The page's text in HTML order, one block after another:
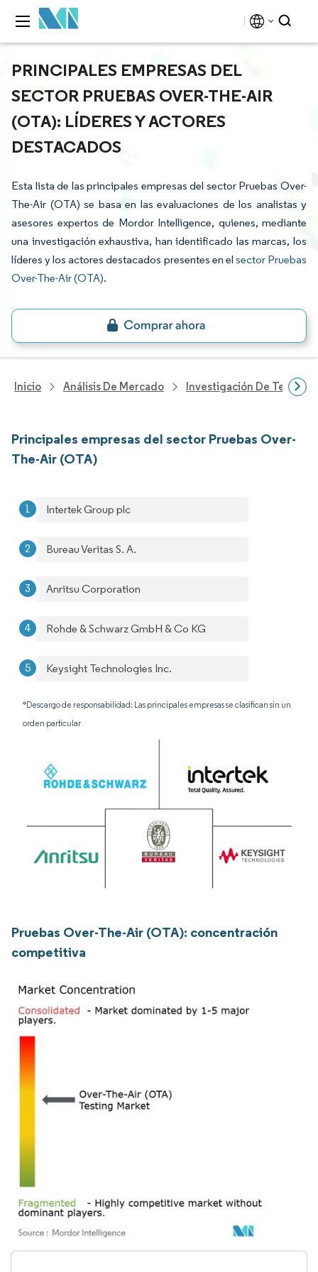
PRINCIPALES EMPRESAS DEL
SECTOR PRUEBAS OVER-THE-AIR
(OTA): LÍDERES Y ACTORES
DESTACADOS
Esta lista de las principales empresas del sector Pruebas Over-
The-Air (OTA) se basa en las evaluaciones de los analistas y
asesores expertos de Mordor Intelligence, quienes, mediante
una investigación exhaustiva, han identificado las marcas, los
líderes y los actores destacados presentes en el sector Pruebas
Over-The-Air (OTA).
Inicio Análisis De Mercado Investigación De
Principales empresas del sector Pruebas Over-
The-Air (OTA)
Intertek Group plc
Bureau Veritas S. A.
Anritsu Corporation
Rohde & Schwarz GmbH & Co KG
Keysight Technologies Inc.
*Descargo de responsabilidad: Las principales empresas se clasifican sin un
orden particular
Pruebas Over-The-Air (OTA): concentración
competitiva